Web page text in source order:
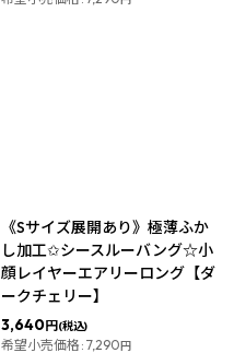
《Sサイズ展開あり》極薄ふか
し加工✩シースルーバング☆小
顔レイヤーエアリーロング【ダ
ークチェリー】
3,640円(税込)
希望小売価格 : 7,290円